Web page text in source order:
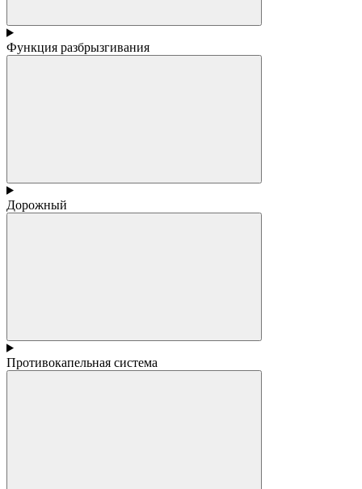
Функция разбрызгивания
Дорожный
Противокапельная система